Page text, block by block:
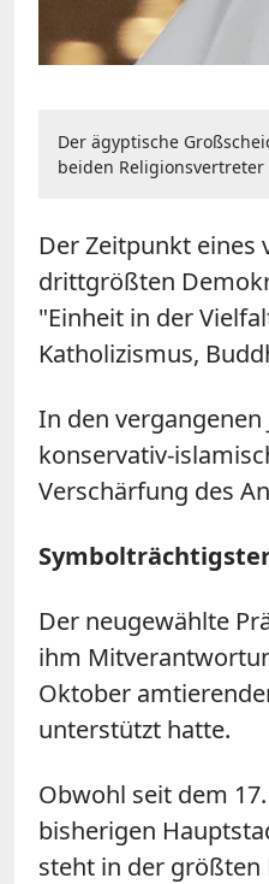
Der ägyptische
beiden
Der Zeitpunkt eines
drittgrößten
"Einheit in der
Katholizismus,
In den
konservativ-
Verschärfung des
Der neugewählte
ihm
Oktober
unterstützt hatte.
Obwohl seit dem
bisherigen
steht in der größten